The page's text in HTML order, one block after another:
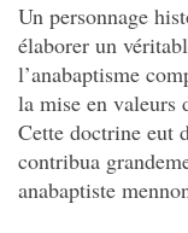
Un personnage
élaborer un
l’anabaptisme
la mise en valeurs
Cette doctrine eut
contribua
anabaptiste